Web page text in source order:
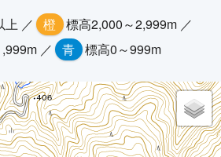
上 ／ 橙
標高2,000～2,999m ／
／ 青 標高0～999m